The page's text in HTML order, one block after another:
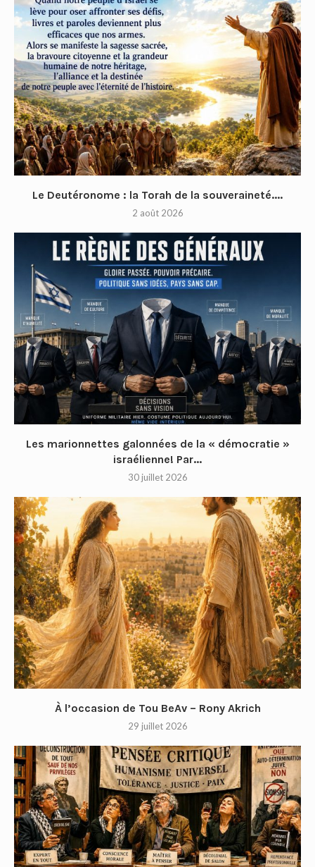
Le Deutéronome : la Torah de la souveraineté....
2 août 2026
Les marionnettes galonnées de la « démocratie »
israélienne! Par...
30 juillet 2026
À l’occasion de Tou BeAv – Rony Akrich
29 juillet 2026